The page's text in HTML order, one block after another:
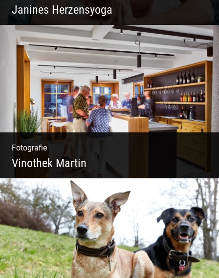
Janines Herzensyoga
Spontanes Yoga-Shooting
Fotografie
Vinothek Martin
Shooting Vinothek und Ferienwohnung